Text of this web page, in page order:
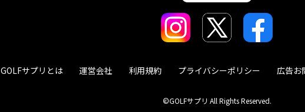
GOLFサプリとは 運営会社 利用規約 プライバシーポリシー 広告お
©GOLFサプリ All Rights Reserved.